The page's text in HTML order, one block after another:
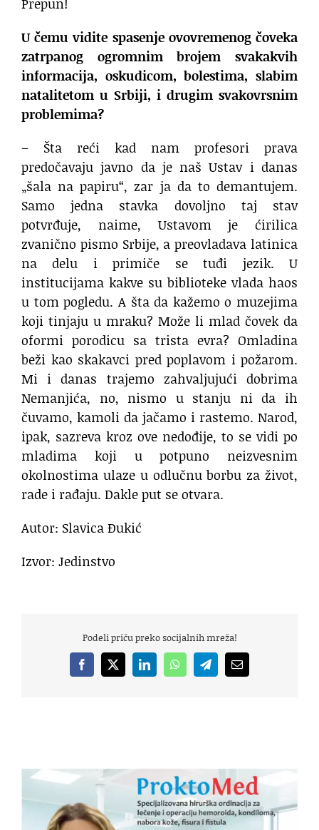
U čemu vidite spasenje ovovremenog čoveka
zatrpanog ogromnim brojem svakakvih
informacija, oskudicom, bolestima, slabim
natalitetom u Srbiji, i drugim svakovrsnim
problemima?
– Šta reći kad nam profesori prava
predočavaju javno da je naš Ustav i danas
„šala na papiru“, zar ja da to demantujem.
Samo jedna stavka dovoljno taj stav
potvrđuje, naime, Ustavom je ćirilica
zvanično pismo Srbije, a preovladava latinica
na delu i primiče se tuđi jezik. U
institucijama kakve su biblioteke vlada haos
u tom pogledu. A šta da kažemo o muzejima
koji tinjaju u mraku? Može li mlad čovek da
oformi porodicu sa trista evra? Omladina
beži kao skakavci pred poplavom i požarom.
Mi i danas trajemo zahvaljujući dobrima
Nemanjića, no, nismo u stanju ni da ih
čuvamo, kamoli da jačamo i rastemo. Narod,
ipak, sazreva kroz ove nedođije, to se vidi po
mladima koji u potpuno neizvesnim
okolnostima ulaze u odlučnu borbu za život,
rade i rađaju. Dakle put se otvara.
Autor: Slavica Đukić
Izvor: Jedinstvo
Podeli priču preko socijalnih mreža!
Facebook
X LinkedInWhatsAppTelegramEmail